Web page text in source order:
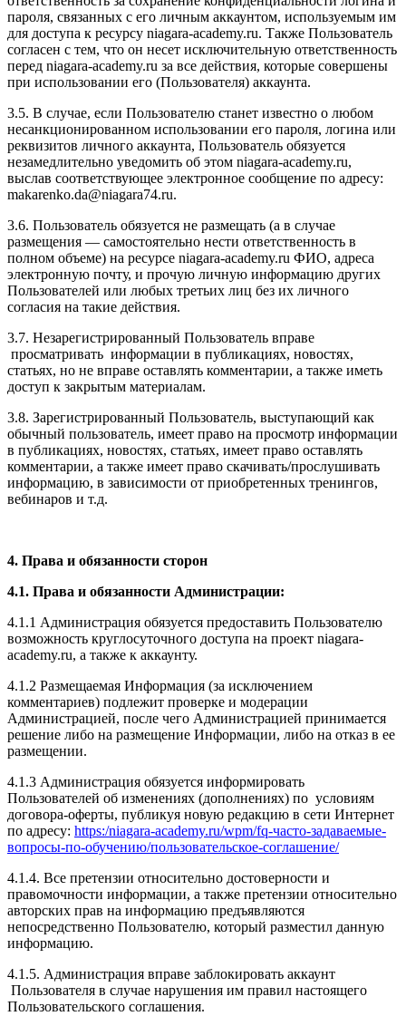
пароля, связанных с его личным аккаунтом, используемым им
для доступа к ресурсу niagara-academy.ru. Также Пользователь
согласен с тем, что он несет исключительную ответственность
перед niagara-academy.ru за все действия, которые совершены
при использовании его (Пользователя) аккаунта.
3.5. В случае, если Пользователю станет известно о любом
несанкционированном использовании его пароля, логина или
реквизитов личного аккаунта, Пользователь обязуется
незамедлительно уведомить об этом niagara-academy.ru,
выслав соответствующее электронное сообщение по адресу:
makarenko.da@niagara74.ru.
3.6. Пользователь обязуется не размещать (а в случае
размещения — самостоятельно нести ответственность в
полном объеме) на ресурсе niagara-academy.ru ФИО, адреса
электронную почту, и прочую личную информацию других
Пользователей или любых третьих лиц без их личного
согласия на такие действия.
3.7. Незарегистрированный Пользователь вправе
просматривать информации в публикациях, новостях,
статьях, но не вправе оставлять комментарии, а также иметь
доступ к закрытым материалам.
3.8. Зарегистрированный Пользователь, выступающий как
обычный пользователь, имеет право на просмотр информации
в публикациях, новостях, статьях, имеет право оставлять
комментарии, а также имеет право скачивать/прослушивать
информацию, в зависимости от приобретенных тренингов,
вебинаров и т.д.
4. Права и обязанности сторон
4.1. Права и обязанности Администрации:
4.1.1 Администрация обязуется предоставить Пользователю
возможность круглосуточного доступа на проект niagara-
academy.ru, а также к аккаунту.
4.1.2 Размещаемая Информация (за исключением
комментариев) подлежит проверке и модерации
Администрацией, после чего Администрацией принимается
решение либо на размещение Информации, либо на отказ в ее
размещении.
4.1.3 Администрация обязуется информировать
Пользователей об изменениях (дополнениях) по условиям
договора-оферты, публикуя новую редакцию в сети Интернет
по адресу: https:/niagara-academy.ru/wpm/fq-часто-задаваемые-
вопросы-по-обучению/пользовательское-соглашение/
4.1.4. Все претензии относительно достоверности и
правомочности информации, а также претензии относительно
авторских прав на информацию предъявляются
непосредственно Пользователю, который разместил данную
информацию.
4.1.5. Администрация вправе заблокировать аккаунт
Пользователя в случае нарушения им правил настоящего
Пользовательского соглашения.